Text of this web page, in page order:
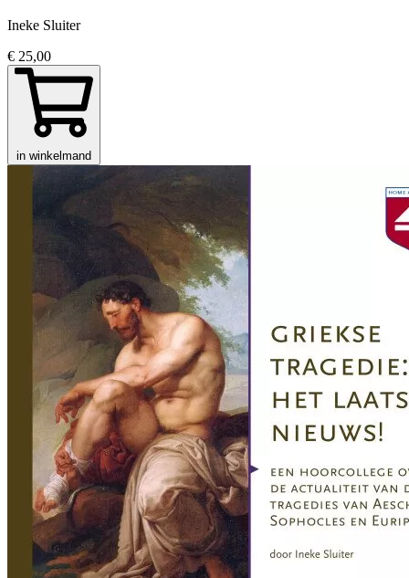
Ineke Sluiter
€ 25,00
in winkelmand